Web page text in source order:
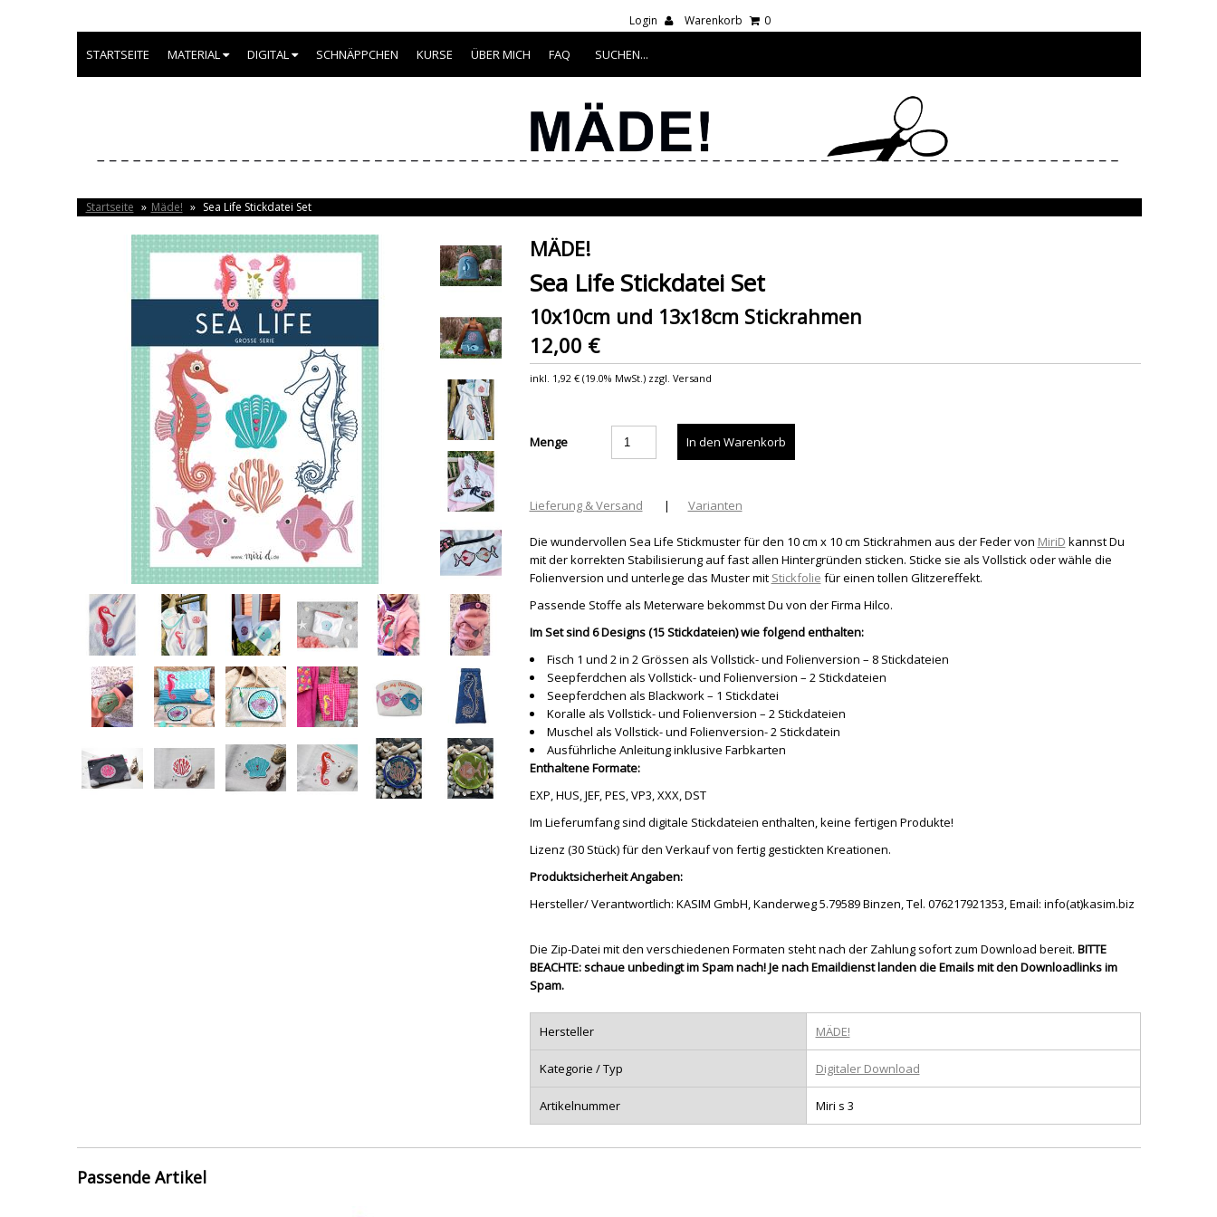
Login Warenkorb 0
STARTSEITE MATERIAL DIGITAL SCHNÄPPCHEN KURSE ÜBER MICH FAQ
Startseite » Mäde! » Sea Life Stickdatei Set
MÄDE!
Sea Life Stickdatei Set
10x10cm und 13x18cm Stickrahmen
12,00 €
inkl. 1,92 €(19.0% MwSt.) zzgl. Versand
Menge
Lieferung & Versand | Varianten
Die wundervollen Sea Life Stickmuster für den 10 cm x 10 cm Stickrahmen aus der Feder von MiriD kannst Du
mit der korrekten Stabilisierung auf fast allen Hintergründen sticken. Sticke sie als Vollstick oder wähle die
Folienversion und unterlege das Muster mit Stickfolie für einen tollen Glitzereffekt.
Passende Stoffe als Meterware bekommst Du von der Firma Hilco.
Im Set sind 6 Designs (15 Stickdateien) wie folgend enthalten:
Fisch 1 und 2 in 2 Grössen als Vollstick- und Folienversion – 8 Stickdateien
Seepferdchen als Vollstick- und Folienversion – 2 Stickdateien
Seepferdchen als Blackwork – 1 Stickdatei
Koralle als Vollstick- und Folienversion – 2 Stickdateien
Muschel als Vollstick- und Folienversion- 2 Stickdatein
Ausführliche Anleitung inklusive Farbkarten
Enthaltene Formate:
EXP, HUS, JEF, PES, VP3, XXX, DST
Im Lieferumfang sind digitale Stickdateien enthalten, keine fertigen Produkte!
Lizenz (30 Stück) für den Verkauf von fertig gestickten Kreationen.
Produktsicherheit Angaben:
Hersteller/ Verantwortlich: KASIM GmbH, Kanderweg 5.79589 Binzen, Tel. 076217921353, Email: info(at)kasim.biz
Die Zip-Datei mit den verschiedenen Formaten steht nach der Zahlung sofort zum Download bereit. BITTE
BEACHTE: schaue unbedingt im Spam nach! Je nach Emaildienst landen die Emails mit den Downloadlinks im
Spam.
Hersteller MÄDE!
Kategorie / Typ Digitaler Download
Artikelnummer Miri s 3
Passende Artikel